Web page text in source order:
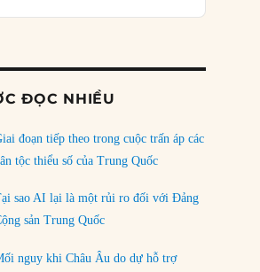
Nhật Bản?
vào thất bại: Các quỹ đầu tư mạo
gia và khía cạnh chính trị của vốn
ĐỌC NHIỀU
đoạn tiếp theo trong cuộc trấn áp các
tộc thiểu số của Trung Quốc
sao AI lại là một rủi ro đối với Đảng
sản Trung Quốc
nguy khi Châu Âu do dự hỗ trợ